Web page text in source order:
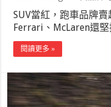
SUV當紅，跑車品牌
Ferrari、McLaren還
閱讀更多 »